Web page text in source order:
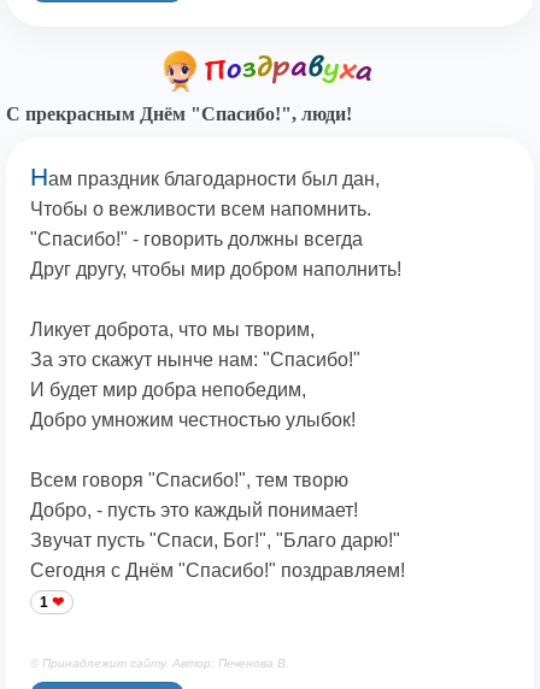
С прекрасным Днём "Спасибо!", люди!
Нам праздник благодарности был дан,
Чтобы о вежливости всем напомнить.
"Спасибо!" - говорить должны всегда
Друг другу, чтобы мир добром наполнить!
Ликует доброта, что мы творим,
За это скажут нынче нам: "Спасибо!"
И будет мир добра непобедим,
Добро умножим честностью улыбок!
Всем говоря "Спасибо!", тем творю
Добро, - пусть это каждый понимает!
Звучат пусть "Спаси, Бог!", "Благо дарю!"
Сегодня с Днём "Спасибо!" поздравляем!
1
© Принадлежит сайту. Автор: Печенова В.